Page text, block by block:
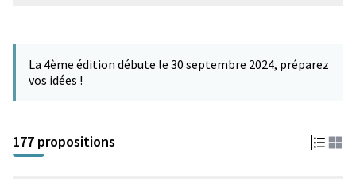
−
La 4ème édition débute le 30 septembre 2024, préparez
vos idées !
177 propositions